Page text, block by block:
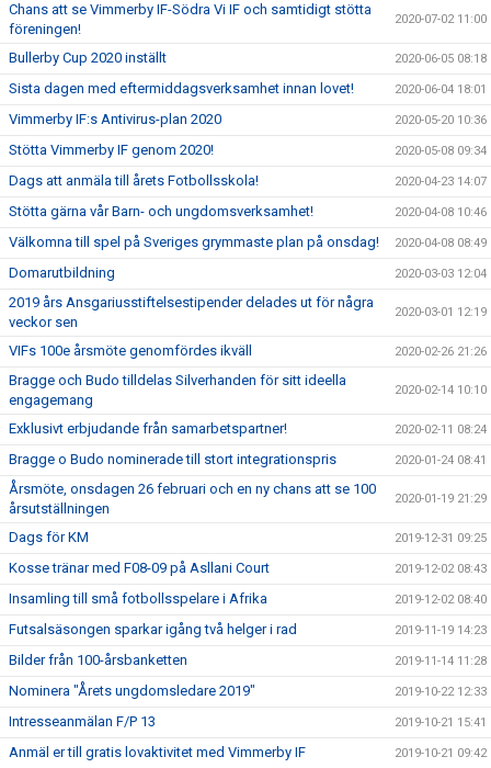
Chans att se Vimmerby IF-Södra Vi IF och samtidigt stötta
föreningen!
2020-07-02 11:00
Bullerby Cup 2020 inställt 2020-06-05 08:18
Sista dagen med eftermiddagsverksamhet innan lovet! 2020-06-04 18:01
Vimmerby IF:s Antivirus-plan 2020 2020-05-20 10:36
Stötta Vimmerby IF genom 2020! 2020-05-08 09:34
Dags att anmäla till årets Fotbollsskola! 2020-04-23 14:07
Stötta gärna vår Barn- och ungdomsverksamhet! 2020-04-08 10:46
Välkomna till spel på Sveriges grymmaste plan på onsdag! 2020-04-08 08:49
Domarutbildning 2020-03-03 12:04
2019 års Ansgariusstiftelsestipender delades ut för några
veckor sen
2020-03-01 12:19
VIFs 100e årsmöte genomfördes ikväll 2020-02-26 21:26
Bragge och Budo tilldelas Silverhanden för sitt ideella
engagemang
2020-02-14 10:10
Exklusivt erbjudande från samarbetspartner! 2020-02-11 08:24
Bragge o Budo nominerade till stort integrationspris 2020-01-24 08:41
Årsmöte, onsdagen 26 februari och en ny chans att se 100
årsutställningen
2020-01-19 21:29
Dags för KM 2019-12-31 09:25
Kosse tränar med F08-09 på Asllani Court 2019-12-02 08:43
Insamling till små fotbollsspelare i Afrika 2019-12-02 08:40
Futsalsäsongen sparkar igång två helger i rad 2019-11-19 14:23
Bilder från 100-årsbanketten 2019-11-14 11:28
Nominera "Årets ungdomsledare 2019" 2019-10-22 12:33
Intresseanmälan F/P 13 2019-10-21 15:41
Anmäl er till gratis lovaktivitet med Vimmerby IF 2019-10-21 09:42